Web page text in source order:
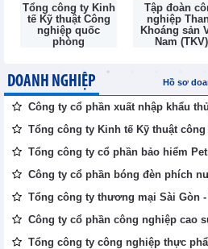
Tổng công ty Kinh
tế Kỹ thuật Công
nghiệp quốc
phòng
Tập đoàn
nghiệp
Khoáng sản
Nam (TKV)
DOANH NGHIỆP Hồ sơ
Công ty cổ phần xuất nhập khẩu
Tổng công ty Kinh tế Kỹ thuật
Tổng công ty cổ phần bảo hiểm
Công ty cổ phần bóng đèn phích
Tổng công ty thương mại Sài Gòn -
Công ty cổ phần công nghiệp cao
Tổng công ty công nghiệp thực